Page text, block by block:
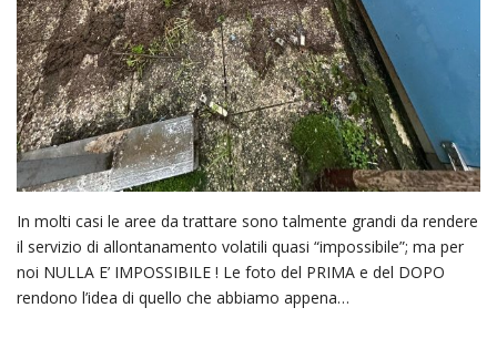
In molti casi le aree da trattare sono talmente grandi da rendere
il servizio di allontanamento volatili quasi “impossibile”; ma per
noi NULLA E’ IMPOSSIBILE ! Le foto del PRIMA e del DOPO
rendono l’idea di quello che abbiamo appena…